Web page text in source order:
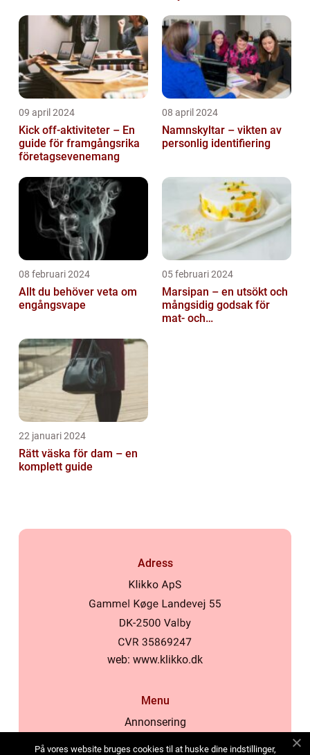
09 april 2024
Kick off-aktiviteter – En
guide för framgångsrika
företagsevenemang
08 april 2024
Namnskyltar – vikten av
personlig identifiering
08 februari 2024
Allt du behöver veta om
engångsvape
05 februari 2024
Marsipan – en utsökt och
mångsidig godsak för
mat- och
22 januari 2024
Rätt väska för dam – en
komplett guide
Adress
web: www.klikko.dk
Menu
Annonsering
På vores website bruges cookies til at huske dine indstillinger,